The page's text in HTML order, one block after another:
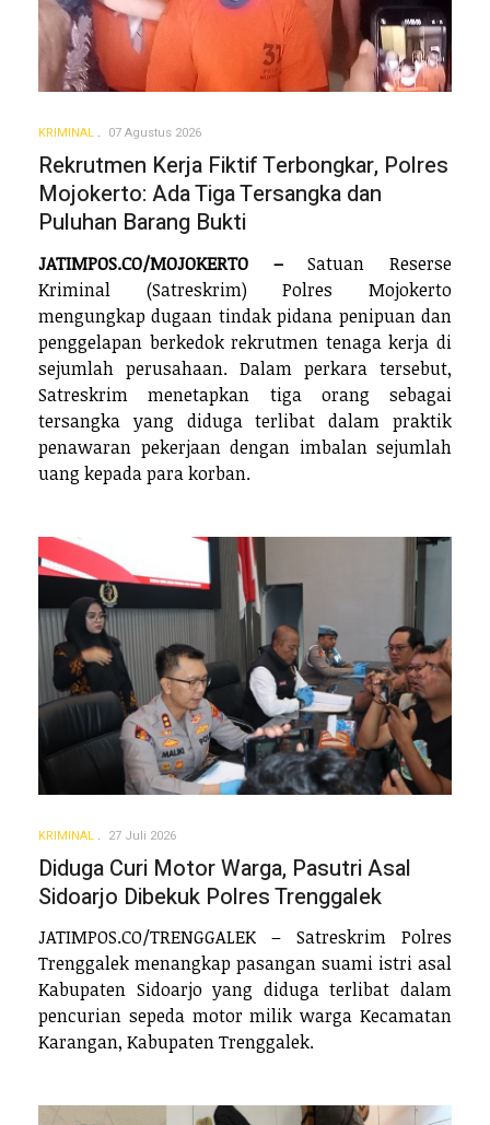
KRIMINAL 07 Agustus 2026
Rekrutmen Kerja Fiktif Terbongkar, Polres
Mojokerto: Ada Tiga Tersangka dan
Puluhan Barang Bukti
JATIMPOS.CO/MOJOKERTO –Satuan Reserse
Kriminal (Satreskrim) Polres Mojokerto
mengungkap dugaan tindak pidana penipuan dan
penggelapan berkedok rekrutmen tenaga kerja di
sejumlah perusahaan. Dalam perkara tersebut,
Satreskrim menetapkan tiga orang sebagai
tersangka yang diduga terlibat dalam praktik
penawaran pekerjaan dengan imbalan sejumlah
uang kepada para korban.
KRIMINAL 27 Juli 2026
Diduga Curi Motor Warga, Pasutri Asal
Sidoarjo Dibekuk Polres Trenggalek
JATIMPOS.CO/TRENGGALEK – Satreskrim Polres
Trenggalek menangkap pasangan suami istri asal
Kabupaten Sidoarjo yang diduga terlibat dalam
pencurian sepeda motor milik warga Kecamatan
Karangan, Kabupaten Trenggalek.